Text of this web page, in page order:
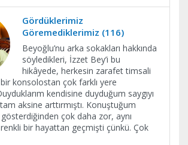
Gördüklerimiz
Göremediklerimiz (116)
Beyoğlu’nu arka sokakları hakkında
söyledikleri, İzzet Bey’i bu
hikâyede, herkesin zarafet timsali
konsolostan çok farklı yere
kendisine duyduğum saygıyı
aksine arttırmıştı. Konuştuğum
çok daha zor, aynı
bir hayattan geçmişti çünkü. Çok